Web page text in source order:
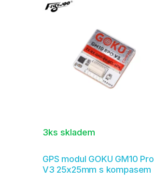
3ks skladem
GPS modul GOKU GM10 Pro
V3 25x25mm s kompasem